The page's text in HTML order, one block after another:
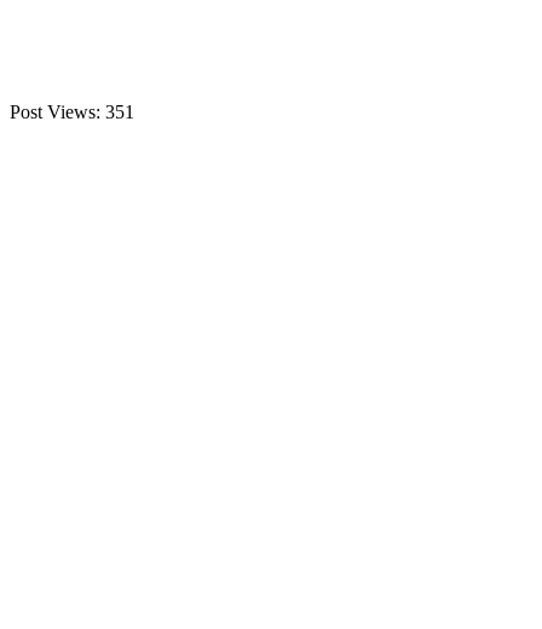
Post Views: 351